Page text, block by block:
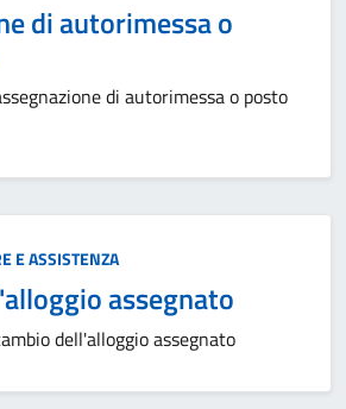
di autorimessa o
di autorimessa o posto
E ASSISTENZA
assegnato
dell'alloggio assegnato